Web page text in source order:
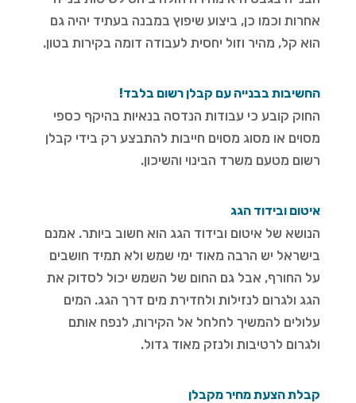
אחרות וכמו כן, ביצוע שיפוץ במבנה בעתיד יהיה גם
הוא קל, מהיר וזול יחסית לעבודה דומה בקירות בטון.
החשיבות בבנייה עם קבלן רשום בלבד!
החוק קובע כי עבודות הנדסה בנאיות בהיקף כספי
מסוים או מסוג מסוים חייבות להתבצע רק בידי קבלן
רשום מטעם משרד הבינוי והשיכון.
איטום ובידוד הגג
הנושא של איטום ובידוד הגג הוא חשוב ביותר. אמנם
בישראל יש הרבה מאוד ימי שמש ולא תמיד חושבים
על החורף, אבל גם החום של השמש יכול לסדוק את
הגג ולגרום לנזילות ולחדירת מים דרך הגג. המים
עלולים להמשיך לחלחל אל הקירות, לנפח אותם
ולגרום לרטיבות ולנזק מאוד גדול.
קבלת הצעת מחיר מקבלן